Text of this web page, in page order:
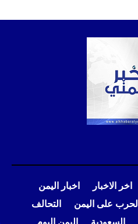
اخر الاخبار
اخبار اليمن
الحرب على اليمن
التحالف